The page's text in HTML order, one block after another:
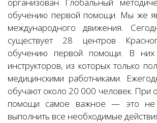
организован Глобальный
обучению первой помощи. Мы же
международного движения.
существует 28 центров
обучению первой помощи. В
инструкторов, из которых только
медицинскими работниками.
обучают около 20 000 человек. При
помощи самое важное — это не
выполнить все необходимые